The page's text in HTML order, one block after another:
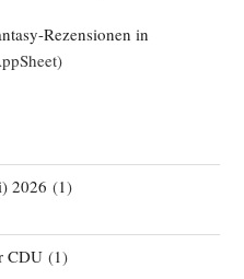
Rezensionen in
2026 (1)
CDU(1)